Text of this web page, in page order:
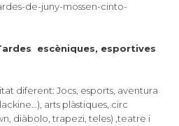
de-juny-mossen-cinto-
escèniques, esportives
diferent: Jocs, esports, aventura
arts plàstiques, circ
diàbolo, trapezi, teles) ,teatre i